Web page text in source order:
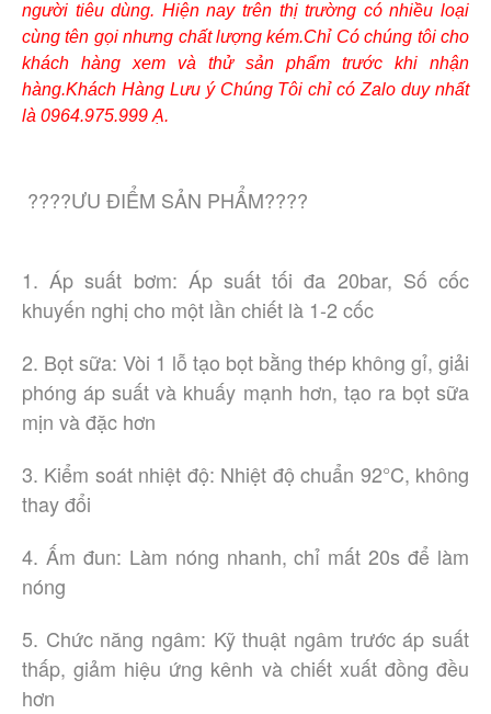
người tiêu dùng. Hiện nay trên thị trường có nhiều loại
cùng tên gọi nhưng chất lượng kém.Chỉ Có chúng tôi cho
khách hàng xem và thử sản phẩm trước khi nhận
hàng.Khách Hàng Lưu ý Chúng Tôi chỉ có Zalo duy nhất
là 0964.975.999 Ạ.
????ƯU ĐIỂM SẢN PHẨM????
1. Áp suất bơm: Áp suất tối đa 20bar, Số cốc
khuyến nghị cho một lần chiết là 1-2 cốc
2. Bọt sữa: Vòi 1 lỗ tạo bọt bằng thép không gỉ, giải
phóng áp suất và khuấy mạnh hơn, tạo ra bọt sữa
mịn và đặc hơn
3. Kiểm soát nhiệt độ: Nhiệt độ chuẩn 92°C, không
thay đổi
4. Ấm đun: Làm nóng nhanh, chỉ mất 20s để làm
nóng
5. Chức năng ngâm: Kỹ thuật ngâm trước áp suất
thấp, giảm hiệu ứng kênh và chiết xuất đồng đều
hơn